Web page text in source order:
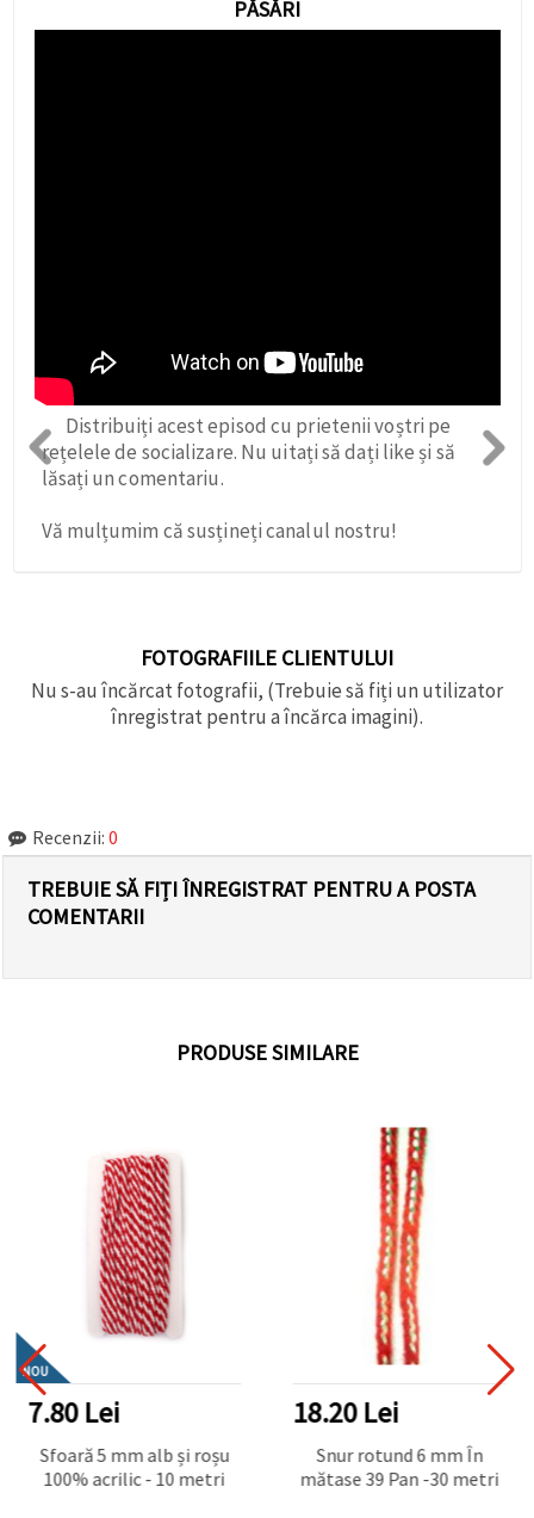
PĂSĂRI
Distribuiți acest episod cu prietenii voștri pe
rețelele de socializare. Nu uitați să dați like și să
lăsați un comentariu.
Vă mulțumim că susțineți canalul nostru!
FOTOGRAFIILE CLIENTULUI
Nu s-au încărcat fotografii, (Trebuie să fiți un utilizator
înregistrat pentru a încărca imagini).
Recenzii: 0
TREBUIE SĂ FIȚI ÎNREGISTRAT PENTRU A POSTA
COMENTARII
PRODUSE SIMILARE
NOU
7.80 Lei
Sfoară 5 mm alb și roșu
100% acrilic - 10 metri
18.20 Lei
Snur rotund 6 mm În
mătase 39 Pan -30 metri